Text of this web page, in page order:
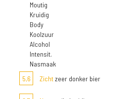
Moutig
Kruidig
Body
Koolzuur
Alcohol
Intensit.
Nasmaak
5,6
Zichtzeer donker bier